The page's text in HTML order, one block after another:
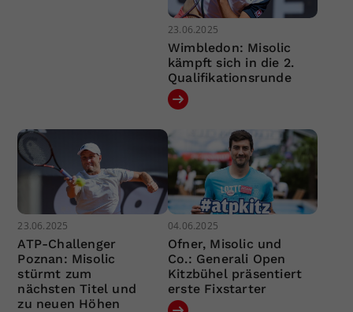
23.06.2025
Wimbledon: Misolic
kämpft sich in die 2.
Qualifikationsrunde
23.06.2025
ATP-Challenger
Poznan: Misolic
stürmt zum
nächsten Titel und
zu neuen Höhen
04.06.2025
Ofner, Misolic und
Co.: Generali Open
Kitzbühel präsentiert
erste Fixstarter